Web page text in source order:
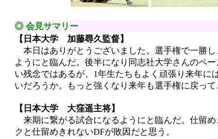
◎ 会見サマリー
【日本大学 加藤尋久監督】
本日はありがとうございました。選手権で一勝
ようにと臨んだ。後半になり同志社大学さんのペ
い残念ではあるが、1年生たちもよく頑張り来年に
いだろうか。もっと強くなり来年も選手権に戻っ
【日本大学 大窪遥主将】
来期に繋がる試合になるようにと臨んだ。仕留
クと仕留めきれないDFが敗因だと思う。